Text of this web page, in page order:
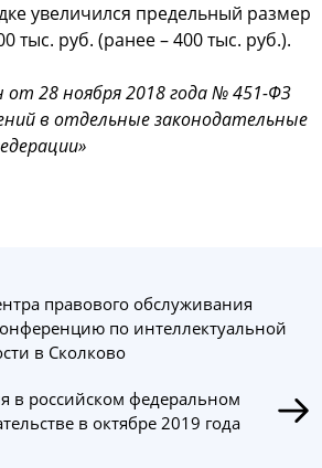
увеличился предельный размер
тыс. руб. (ранее – 400 тыс. руб.).
от 28 ноября 2018 года № 451-ФЗ
в отдельные законодательные
правового обслуживания
по интеллектуальной
в Сколково
в российском федеральном
в октябре 2019 года